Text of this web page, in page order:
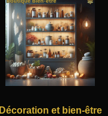
Décoration et bien-être